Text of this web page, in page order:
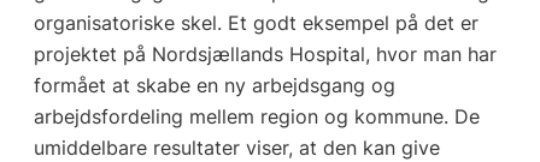
organisatoriske skel. Et godt eksempel på det er
projektet på Nordsjællands Hospital, hvor man har
formået at skabe en ny arbejdsgang og
arbejdsfordeling mellem region og kommune. De
umiddelbare resultater viser, at den kan give